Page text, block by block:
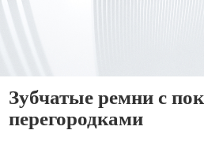
Зубчатые ремни с
перегородками